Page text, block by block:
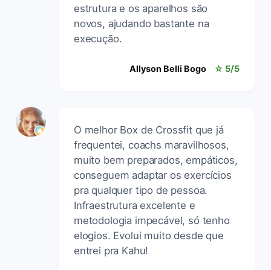
estrutura e os aparelhos são
novos, ajudando bastante na
execução.
Allyson Belli Bogo ☆ 5/5
O melhor Box de Crossfit que já
frequentei, coachs maravilhosos,
muito bem preparados, empáticos,
conseguem adaptar os exercícios
pra qualquer tipo de pessoa.
Infraestrutura excelente e
metodologia impecável, só tenho
elogios. Evolui muito desde que
entrei pra Kahu!